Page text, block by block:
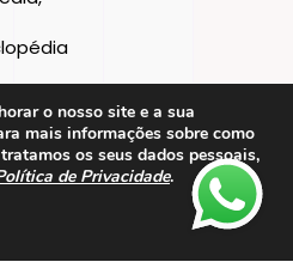
o nosso site e a sua
mais informações sobre como
os seus dados pessoais,
de Privacidade.